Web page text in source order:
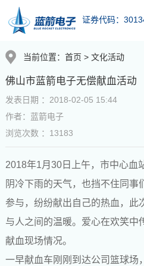
证券代码：
当前位置： 首页 > 文化活动
佛山市蓝箭电子无偿献血活动
发表日期 ：2018-02-05 15:44
作者：蓝箭电子
浏览次数 ：13183
2018年1月 30日
上午，市中心血
阴冷下雨的天气，也挡不住同事
参与，纷纷献出自己的热血，此
与人之间的温暖。爱心在欢笑中
献血现场情况。
一早献血车刚刚到达公司篮球场